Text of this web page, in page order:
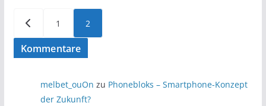
Seitennummerierung
der
1 2
Kommentare
melbet_ouOn zu Phonebloks – Smartphone-Konzept
der Zukunft?